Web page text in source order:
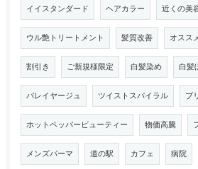
イイスタンダード ヘアカラー 近くの美
ウル艶トリートメント 髪質改善 オスス
割引き ご新規様限定 白髪染め 白髪
バレイヤージュ ツイストスパイラル ブ
ホットペッパービューティー 物価高騰
メンズパーマ 道の駅 カフェ 病院